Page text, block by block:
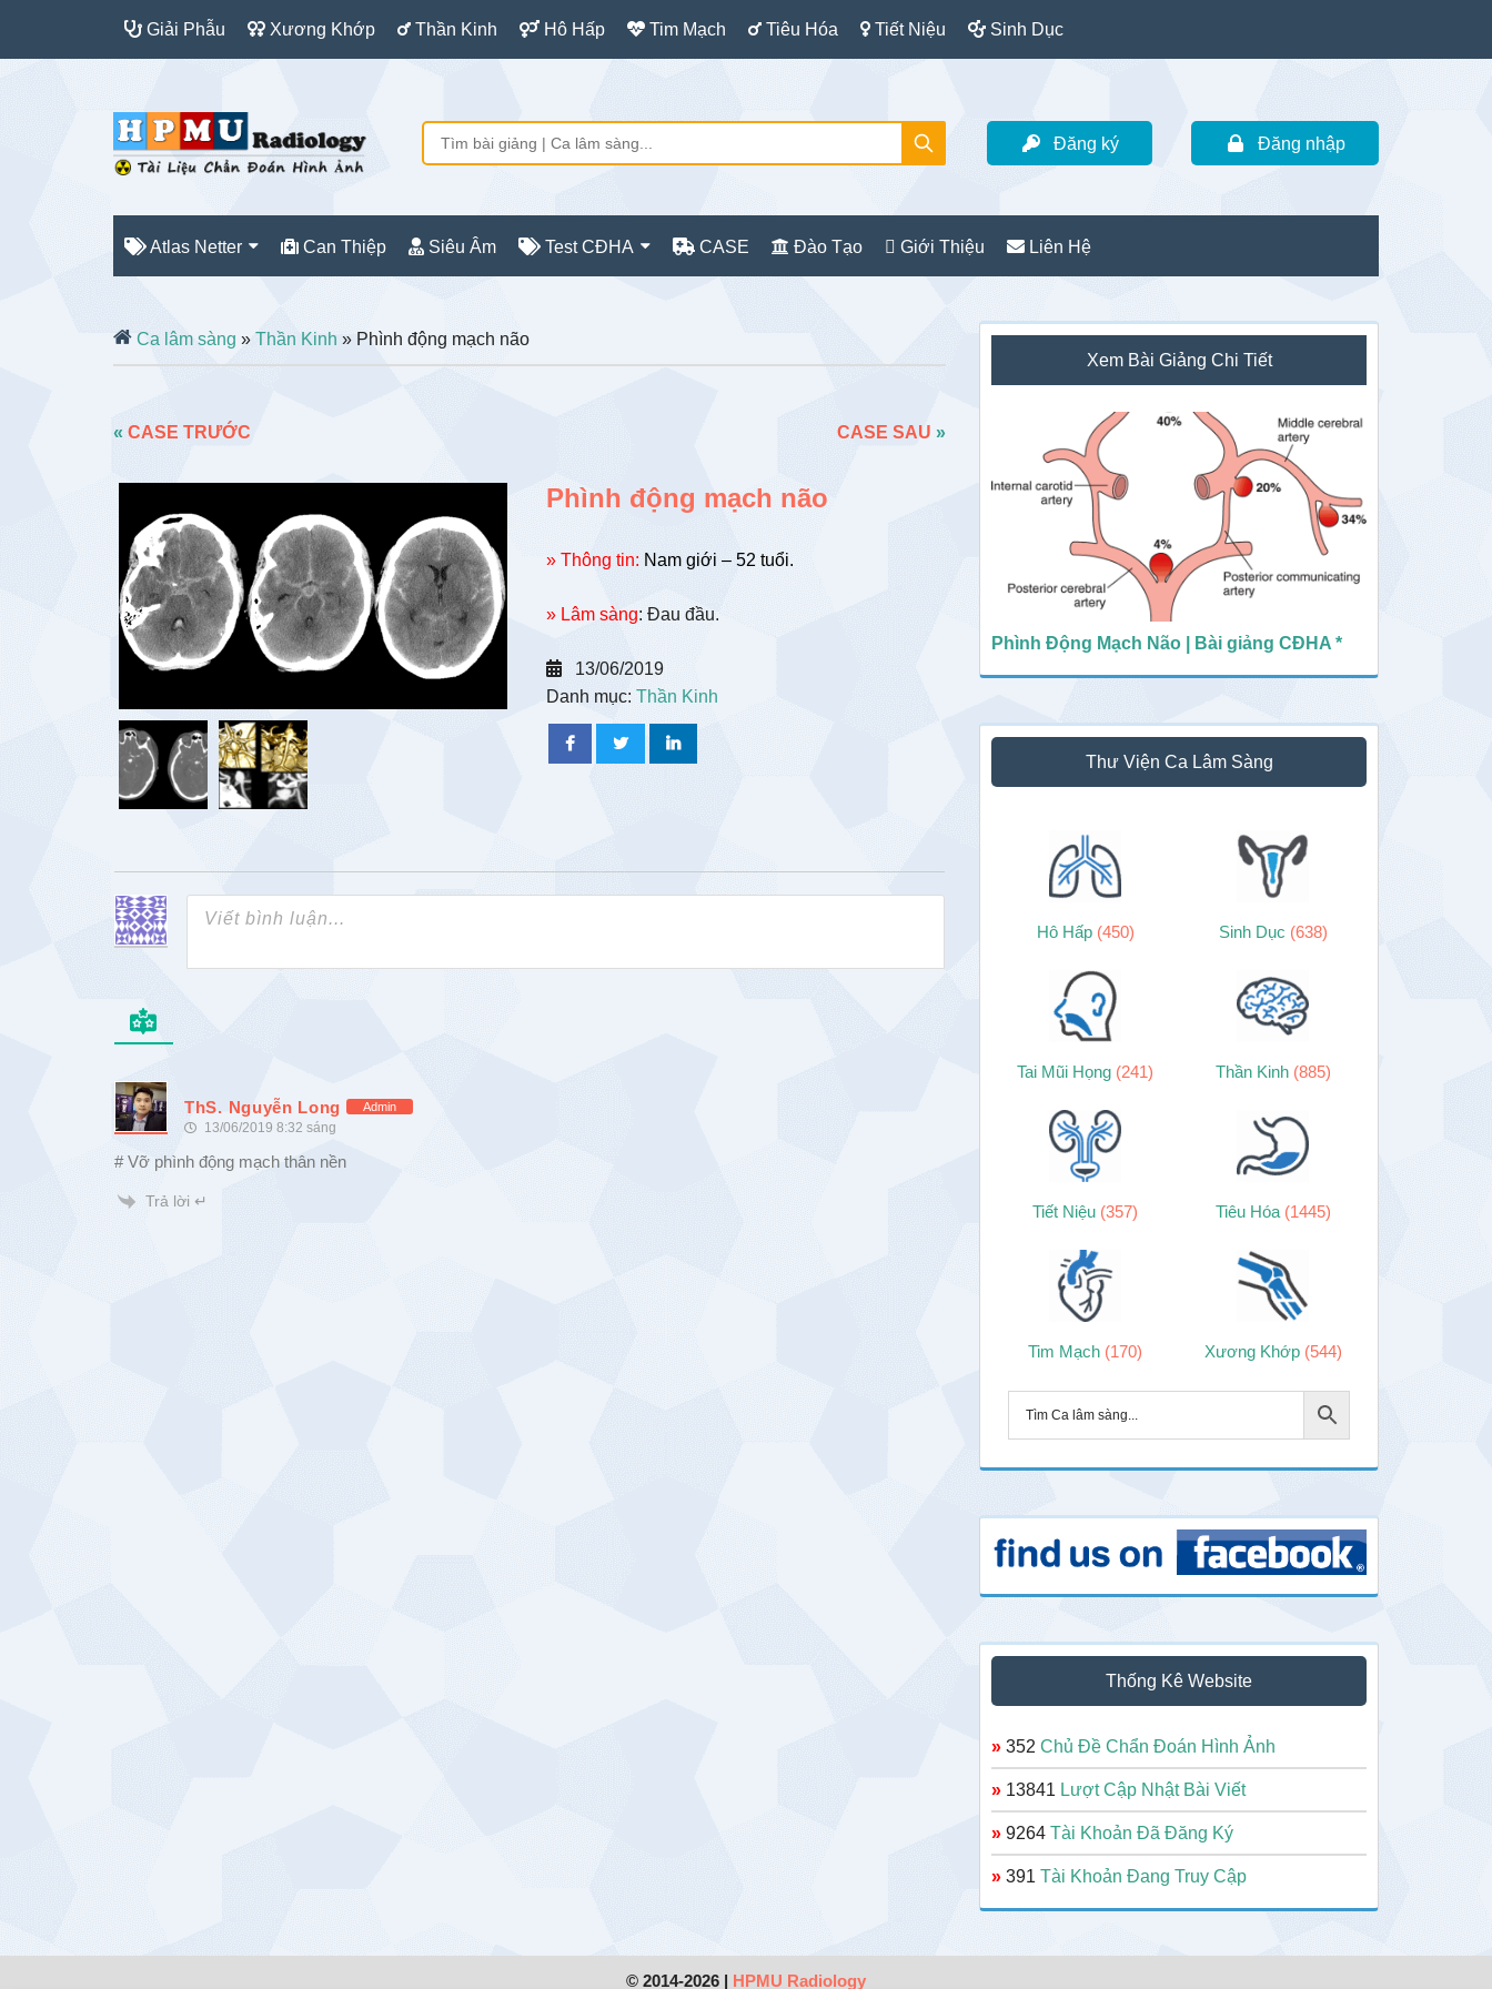
Giải Phẫu Xương Khớp Thần Kinh Hô Hấp Tim Mạch Tiêu Hóa Tiết Niệu Sinh Dục
Đăng ký Đăng nhập
Atlas Netter Can Thiệp Siêu Âm Test CĐHA CASE Đào Tạo Giới Thiệu Liên Hệ
Ca lâm sàng » Thần Kinh » Phình động mạch não
« CASE TRƯỚC CASE SAU »
Phình động mạch não
» Thông tin: Nam giới – 52 tuổi.
» Lâm sàng: Đau đầu.
13/06/2019
Danh mục: Thần Kinh
ThS. Nguyễn Long Admin
13/06/2019 8:32 sáng
# Vỡ phình động mạch thân nền
Trả lời ↵
Sidebar
chính
Xem Bài Giảng Chi Tiết
Phình Động Mạch Não | Bài giảng CĐHA *
Thư Viện Ca Lâm Sàng
Hô Hấp (450) Sinh Dục (638)
Tai Mũi Họng (241) Thần Kinh (885)
Tiết Niệu (357) Tiêu Hóa (1445)
Tim Mạch (170) Xương Khớp (544)
Thống Kê Website
» 352 Chủ Đề Chẩn Đoán Hình Ảnh
» 13841 Lượt Cập Nhật Bài Viết
» 9264 Tài Khoản Đã Đăng Ký
» 391 Tài Khoản Đang Truy Cập
© 2014-2026 | HPMU Radiology